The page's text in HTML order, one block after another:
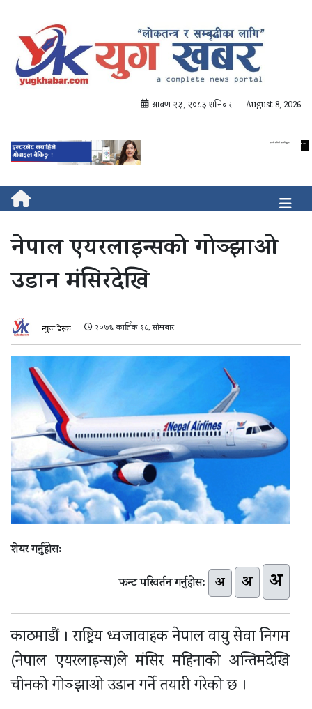
श्रावण २३, २०८३ शनिबार August 8, 2026
नेपाल एयरलाइन्सको गोञ्झाओ
उडान मंसिरदेखि
न्युज डेस्क २०७६ कार्तिक १८, सोमबार
शेयर गर्नुहोस:
फन्ट परिवर्तन गर्नुहोस: अ अ अ
काठमाडौं । राष्ट्रिय ध्वजावाहक नेपाल वायु सेवा निगम
(नेपाल एयरलाइन्स)ले मंसिर महिनाको अन्तिमदेखि
चीनको गोञ्झाओ उडान गर्ने तयारी गरेको छ ।